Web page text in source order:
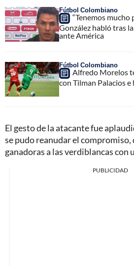
Fútbol Colombiano
“Tenemos mucho
González habló tras
ante América
Fútbol Colombiano
Alfredo Morelos
con Tilman Palacios
El gesto de la atacante fue
se pudo reanudar el compromiso,
ganadoras a las verdiblancas con
PUBLICIDAD